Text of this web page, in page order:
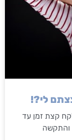
לי?!
קצת זמן עד
והתקשה